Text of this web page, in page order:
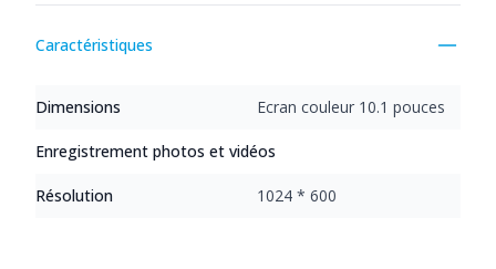
Caractéristiques
Dimensions Ecran couleur 10.1 pouces
Enregistrement photos et vidéos
Résolution 1024 * 600